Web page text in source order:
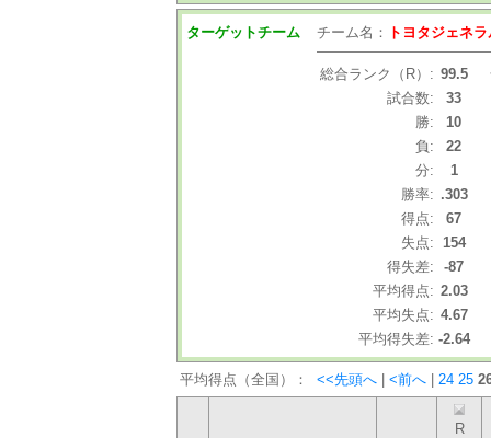
ターゲットチーム チーム名： トヨタジェネ
総合ランク（R）: 99.5
試合数:
33
勝:
10
負:
22
分:
1
勝率: .303
得点:
67
失点: 154
得失差:
-87
平均得点: 2.03
平均失点: 4.67
平均得失差: -2.64
平均得点（全国）： <<先頭へ <前へ 24 25
R